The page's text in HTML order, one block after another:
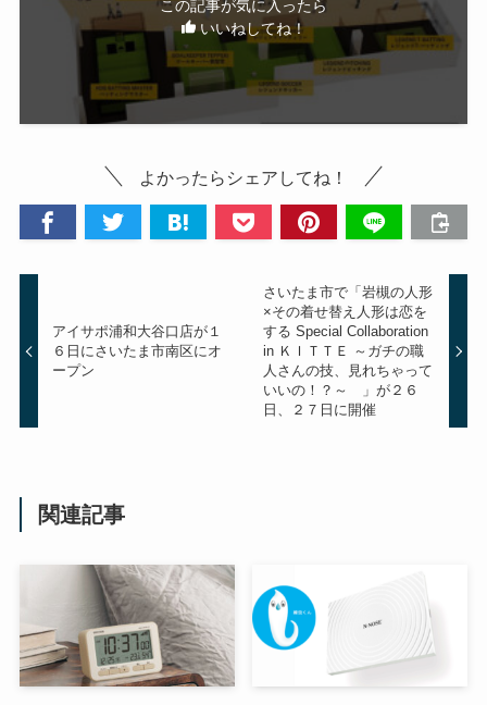
この記事が気に入ったら
いいねしてね！
よかったらシェアしてね！
アイサポ浦和大谷口店が１
６日にさいたま市南区にオ
ープン
さいたま市で「岩槻の人形
×その着せ替え人形は恋を
する Special Collaboration
in ＫＩＴＴＥ ～ガチの職
人さんの技、見れちゃって
いいの！？～ 」が２６
日、２７日に開催
関連記事